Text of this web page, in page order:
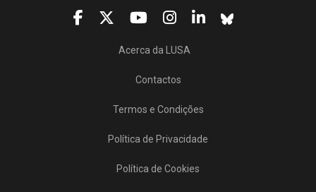
Acerca da LUSA
Contactos
Termos e Condições
Política de Privacidade
Política de Cookies